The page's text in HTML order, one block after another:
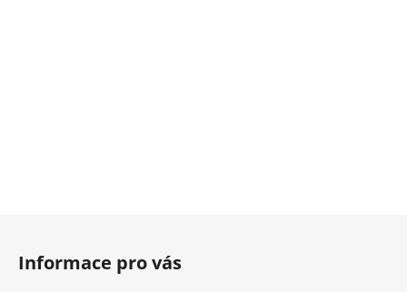
Informace pro vás